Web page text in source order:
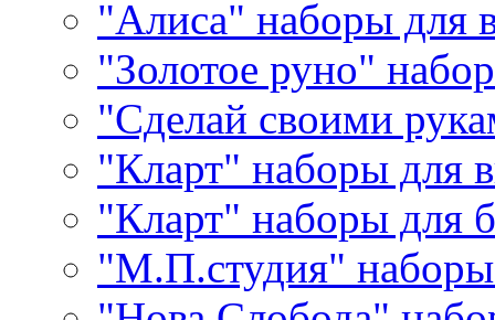
"Алиса" наборы для
"Золотое руно"
"Сделай своими
"Кларт" наборы для
"Кларт" наборы для
"М.П.студия"